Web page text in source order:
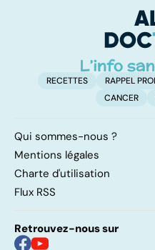
RECETTES RAPPEL
CANCER
Qui sommes-nous ?
Mentions légales
Charte d'utilisation
Flux RSS
Retrouvez-nous sur